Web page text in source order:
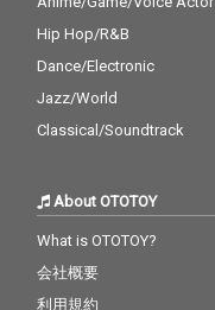
Hip Hop/R&B
Dance/Electronic
Jazz/World
Classical/Soundtrack
About OTOTOY
What is OTOTOY?
会社概要
利用規約